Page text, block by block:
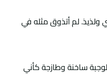
ولذيذ. لم أتذوق مثله في
ساخنة وطازجة كأني